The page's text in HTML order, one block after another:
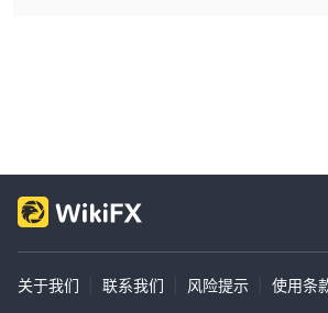
关于我们 联系我们 风险提示 使用条